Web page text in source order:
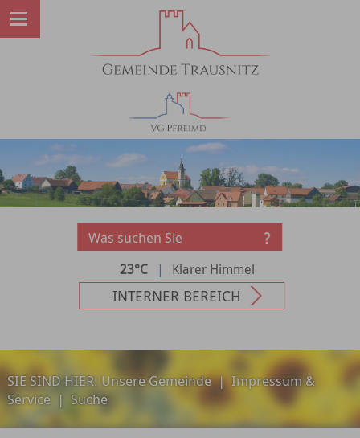
23°C | Klarer Himmel
INTERNER BEREICH
SIE SIND HIER:Unsere Gemeinde|Impressum &
Service | Suche